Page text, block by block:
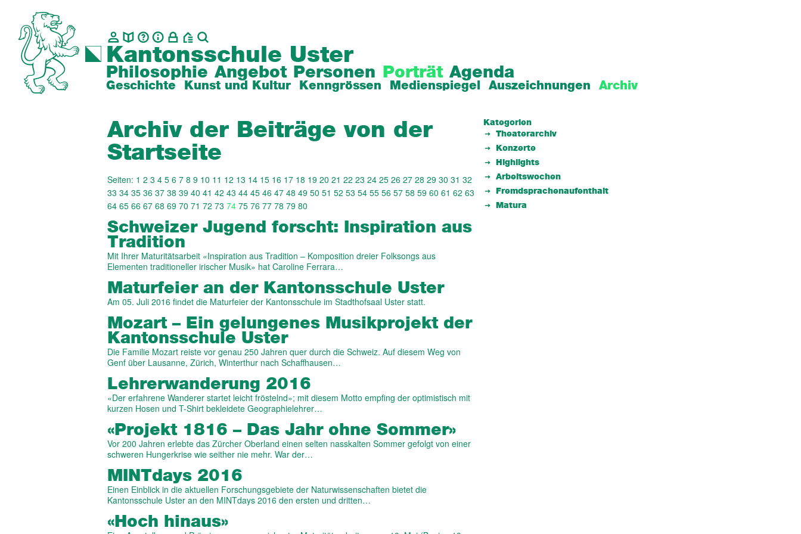
Kantonsschule Uster
Philosophie Angebot Personen Porträt
Geschichte Kunst und Kultur Kenngrössen Medienspiegel Auszeichnungen Archiv
Agenda
Archiv der Beiträge von der
Startseite
Seiten: 1 2 3 4 5 6 7 8 9 10 11 12 13 14 15 16 17 18 19 20 21 22 23 24 25 26 27 28 29 30 31 32
33 34 35 36 37 38 39 40 41 42 43 44 45 46 47 48 49 50 51 52 53 54 55 56 57 58 59 60 61 62 63
64 65 66 67 68 69 70 71 72 73 74 75 76 77 78 79 80
Schweizer Jugend forscht: Inspiration aus
Tradition
Mit Ihrer Maturitätsarbeit «Inspiration aus Tradition – Komposition dreier Folksongs aus
Elementen traditioneller irischer Musik» hat Caroline Ferrara…
Matur­feier an der Kantons­schule Uster
Am 05. Juli 2016 findet die Maturfeier der Kantonsschule im Stadthofsaal Uster statt.
Mozart – Ein gelungenes Musik­projekt der
Kantons­schule Uster
Die Familie Mozart reiste vor genau 250 Jahren quer durch die Schweiz. Auf diesem Weg von
Genf über Lausanne, Zürich, Winterthur nach Schaffhausen…
Lehrer­wand­erung 2016
«Der erfahrene Wanderer startet leicht fröstelnd»; mit diesem Motto empfing der optimistisch mit
kurzen Hosen und T-Shirt bekleidete Geographielehrer…
«Projekt 1816 – Das Jahr ohne Sommer»
Vor 200 Jahren erlebte das Zürcher Oberland einen selten nasskalten Sommer gefolgt von einer
schweren Hungerkrise wie seither nie mehr. War der…
MINTdays 2016
Einen Einblick in die aktuellen Forschungsgebiete der Naturwissenschaften bietet die
Kantonsschule Uster an den MINTdays 2016 den ersten und dritten…
«Hoch hinaus»
Kategorien
Theaterarchiv
Konzerte
Highlights
Arbeitswochen
Fremdsprachenaufenthalt
Matura